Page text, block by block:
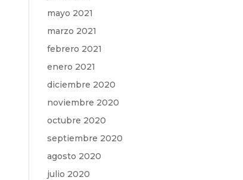
mayo 2021
marzo 2021
febrero 2021
enero 2021
diciembre 2020
noviembre 2020
octubre 2020
septiembre 2020
agosto 2020
julio 2020